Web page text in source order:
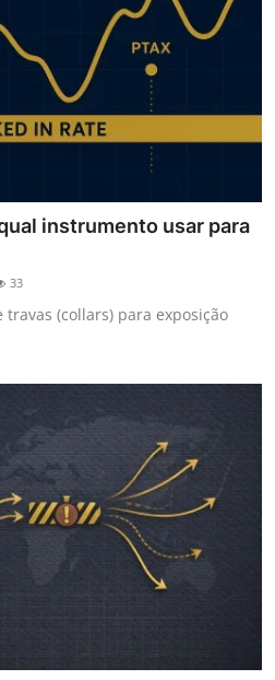
instrumento usar para
33
travas (collars) para exposição